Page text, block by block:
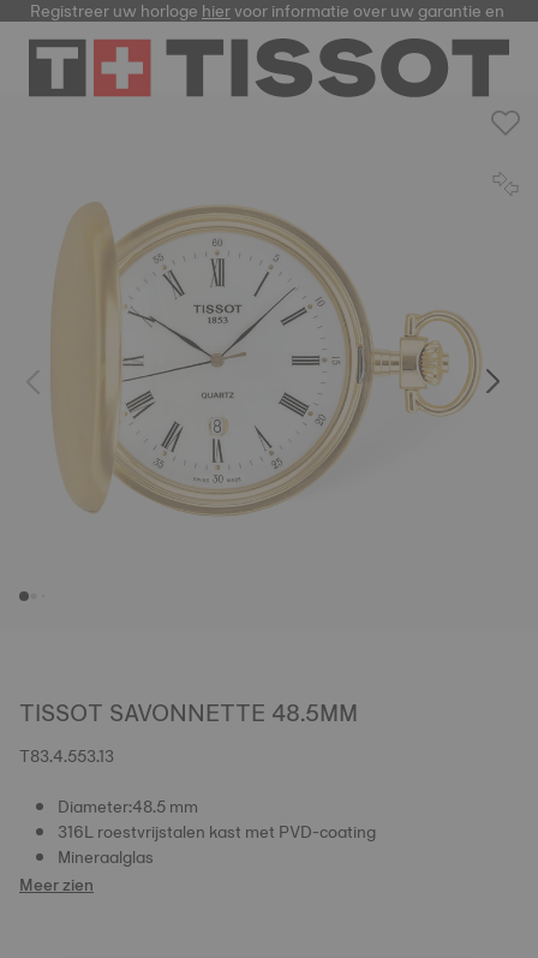
Registreer uw horlogehiervoor informatie over uw garantie en
TISSOT SAVONNETTE 48.5MM
T83.4.553.13
Diameter:48.5 mm
316L roestvrijstalen kast met PVD-coating
Mineraalglas
Meer zien